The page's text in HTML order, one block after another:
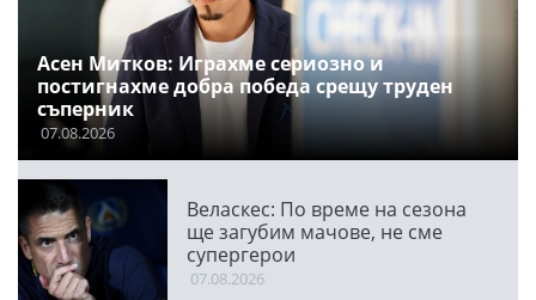
Асен Митков: Играхме сериозно и
постигнахме добра победа срещу труден
съперник
07.08.2026
Веласкес: По време на сезона
ще загубим мачове, не сме
супергерои
07.08.2026